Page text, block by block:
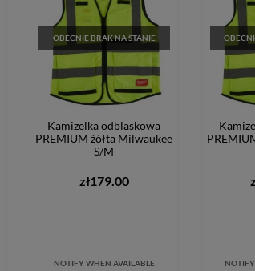
OBECNIE BRAK NA STANIE
Kamizelka odblaskowa
PREMIUM żółta Milwaukee
S/M
zł179.00
NOTIFY WHEN AVAILABLE